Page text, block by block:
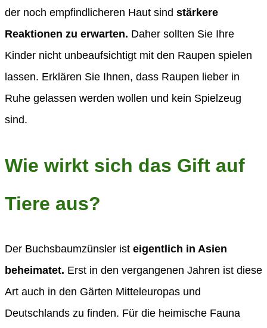
der noch empfindlicheren Haut sind stärkere
Reaktionen zu erwarten. Daher sollten Sie Ihre
Kinder nicht unbeaufsichtigt mit den Raupen spielen
lassen. Erklären Sie Ihnen, dass Raupen lieber in
Ruhe gelassen werden wollen und kein Spielzeug
sind.
Wie wirkt sich das Gift auf
Tiere aus?
Der Buchsbaumzünsler ist eigentlich in Asien
beheimatet. Erst in den vergangenen Jahren ist diese
Art auch in den Gärten Mitteleuropas und
Deutschlands zu finden. Für die heimische Fauna